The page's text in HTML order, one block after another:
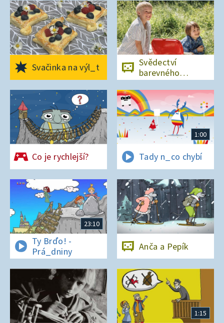
Svačinka na výl_t
Svědectví
barevného
ostrova
Co je rychlejší?
1:00
Tady n_co chybí
23:10
Ty Brďo! -
Prá_dniny
Anča a Pepík
1:15